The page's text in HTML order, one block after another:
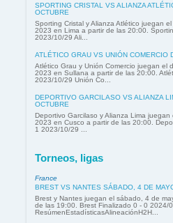
SPORTING CRISTAL VS ALIANZA
OCTUBRE
Sporting Cristal y Alianza Atlético juegan
2023 en Lima a partir de las 20:00.
2023/10/29 Ali...
ATLÉTICO GRAU VS UNIÓN COMERCIO
Atlético Grau y Unión Comercio juegan el
2023 en Sullana a partir de las 20:00.
2023/10/29 Unión Co...
DEPORTIVO GARCILASO VS ALIANZA
OCTUBRE
Deportivo Garcilaso y Alianza Lima
2023 en Cusco a partir de las 20:00.
1 2023/10/29 ...
Torneos, ligas
France
BREST VS NANTES SÁBADO, 4 DE
Brest y Nantes juegan el sábado, 4 de
de las 19:00. Brest Finalizado 0 - 0 2024/
ResúmenEstadísticasAlineaciónH2H...